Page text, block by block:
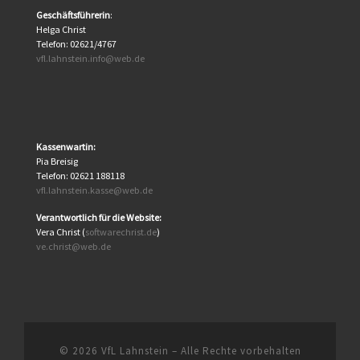
Geschäftsführerin:
Helga Christ
Telefon: 02621/4767
vfl.lahnstein.info@web.de
Kassenwartin:
Pia Breisig
Telefon: 02621 188118
vfl.lahnstein.kasse@web.de
Verantwortlich für die Website:
Vera Christ (softwarechrist.de)
ve.christ@web.de
© 2026 VfL Lahnstein – Alle Rechte vorbehalten